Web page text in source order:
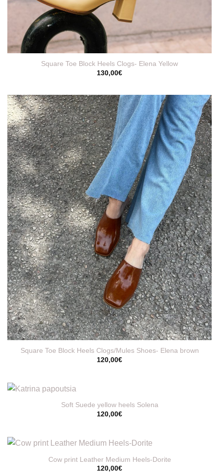
Square Toe Block Heels Clogs- Elena Yellow
130,00€
Square Toe Block Heels Clogs/Mules Shoes- Elena brown
120,00€
Soft Suede yellow heels Solena
120,00€
Cow print Leather Medium Heels-Dorite
120,00€